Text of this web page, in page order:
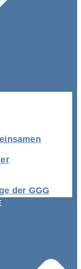
der GGG